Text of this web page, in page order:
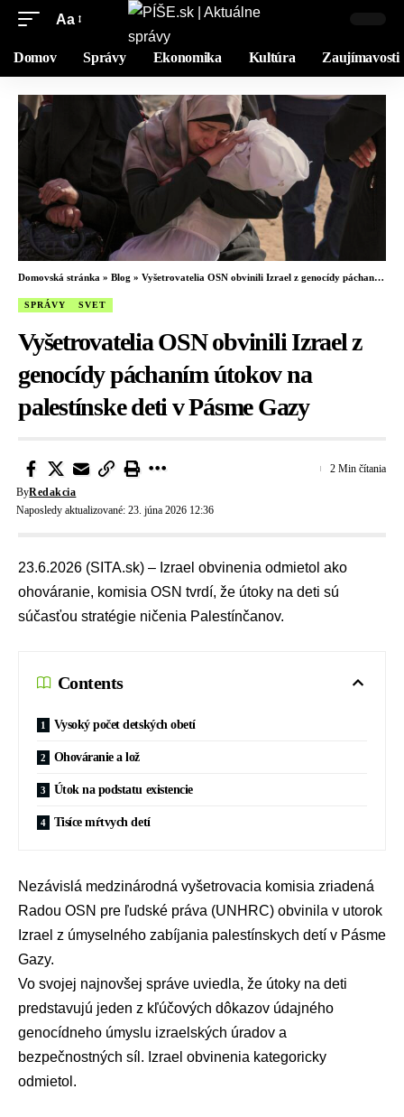
Aa
Domov Správy Ekonomika Kultúra Zaujímavosti
Domovská stránka » Blog » Vyšetrovatelia OSN obvinili Izrael z genocídy páchaním útokov na palestínske deti v Pásme Gazy
SPRÁVY SVET
Vyšetrovatelia OSN obvinili Izrael z
genocídy páchaním útokov na
palestínske deti v Pásme Gazy
Naposledy aktualizované: 23. júna 2026 12:36
ByRedakcia
2 Min čítania
23.6.2026 (SITA.sk) – Izrael obvinenia odmietol ako
ohováranie, komisia OSN tvrdí, že útoky na deti sú
súčasťou stratégie ničenia Palestínčanov.
Contents
Vysoký počet detských obetí
Ohováranie a lož
Útok na podstatu existencie
Tisíce mŕtvych detí
Nezávislá medzinárodná vyšetrovacia komisia zriadená
Radou OSN pre ľudské práva (UNHRC) obvinila v utorok
Izrael z úmyselného zabíjania palestínskych detí v Pásme
Gazy.
Vo svojej najnovšej správe uviedla, že útoky na deti
predstavujú jeden z kľúčových dôkazov údajného
genocídneho úmyslu izraelských úradov a
bezpečnostných síl. Izrael obvinenia kategoricky
odmietol.